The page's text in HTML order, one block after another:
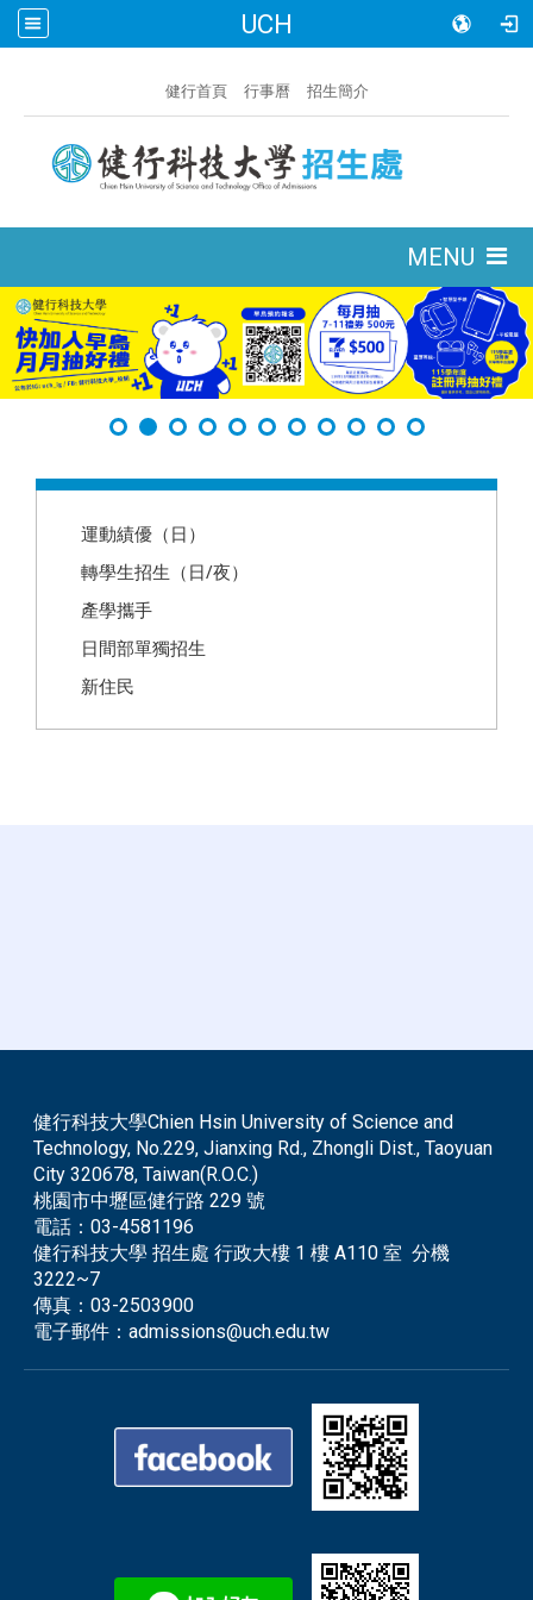
UCH
健行首頁 行事曆 招生簡介
MENU
運動績優（日）
轉學生招生（日/夜）
產學攜手
日間部單獨招生
新住民
健行科技大學Chien Hsin University of Science and
Technology, No.229, Jianxing Rd., Zhongli Dist., Taoyuan
City 320678, Taiwan(R.O.C.)
桃園市中壢區健行路 229 號
電話：03-4581196
健行科技大學 招生處 行政大樓 1 樓 A110 室 分機
3222~7
傳真：03-2503900
電子郵件：admissions@uch.edu.tw